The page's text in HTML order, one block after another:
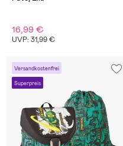
16,99 €
UVP: 31,99 €
Versandkostenfrei
Superpreis